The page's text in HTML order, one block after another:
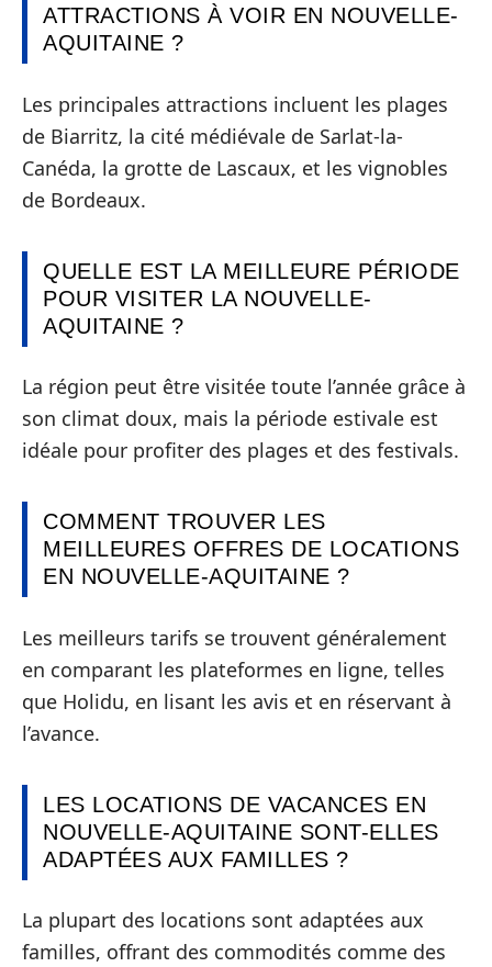
ATTRACTIONS À VOIR EN NOUVELLE-
AQUITAINE ?
Les principales attractions incluent les plages
de Biarritz, la cité médiévale de Sarlat-la-
Canéda, la grotte de Lascaux, et les vignobles
de Bordeaux.
QUELLE EST LA MEILLEURE PÉRIODE
POUR VISITER LA NOUVELLE-
AQUITAINE ?
La région peut être visitée toute l’année grâce à
son climat doux, mais la période estivale est
idéale pour profiter des plages et des festivals.
COMMENT TROUVER LES
MEILLEURES OFFRES DE LOCATIONS
EN NOUVELLE-AQUITAINE ?
Les meilleurs tarifs se trouvent généralement
en comparant les plateformes en ligne, telles
que Holidu, en lisant les avis et en réservant à
l’avance.
LES LOCATIONS DE VACANCES EN
NOUVELLE-AQUITAINE SONT-ELLES
ADAPTÉES AUX FAMILLES ?
La plupart des locations sont adaptées aux
familles, offrant des commodités comme des